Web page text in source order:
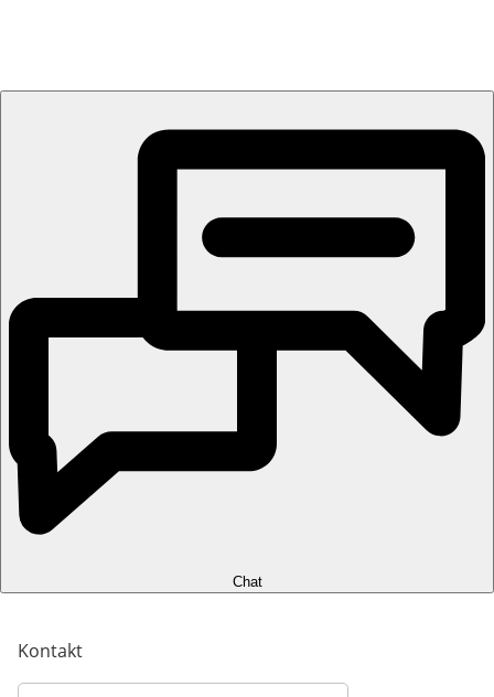
Chat
Kontakt